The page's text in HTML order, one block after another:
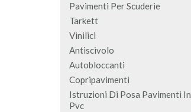
Pavimenti Per Scuderie
Tarkett
Vinilici
Antiscivolo
Autobloccanti
Copripavimenti
Istruzioni Di Posa Pavimenti In
Pvc